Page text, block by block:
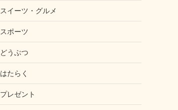
スイーツ・グルメ
スポーツ
どうぶつ
はたらく
プレゼント